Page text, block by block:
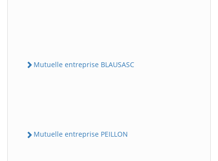
Mutuelle entreprise BLAUSASC
Mutuelle entreprise PEILLON